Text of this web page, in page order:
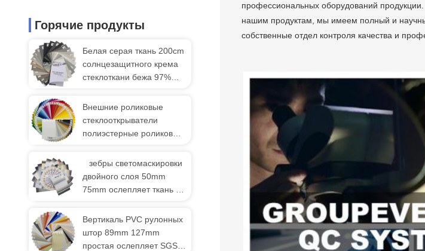
Горячие продукты
Белая серая ткань 200cm
солнцезащитного крема
стеклоткани бежа 97%
УЛЬТРАФИОЛЕТОВАЯ
Внешние роликовые
стеклооткрыватели
полиэстерные роликовые
зебры светомаскировки
двойного слоя 50mm
75mm ослепляет ткань
Вертикаль PVC рулонных
штор 89mm 127mm
простая ослепляет SGS
профессиональных оборудований
нашим продуктам, мы имеем полный и
собственные отдел контроля качества и